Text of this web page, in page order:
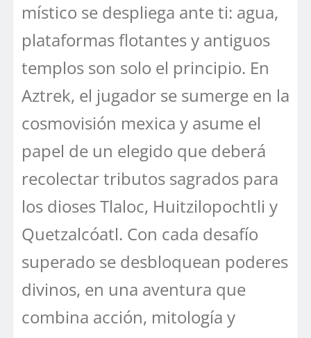
místico se despliega ante ti: agua,
plataformas flotantes y antiguos
templos son solo el principio. En
Aztrek, el jugador se sumerge en la
cosmovisión mexica y asume el
papel de un elegido que deberá
recolectar tributos sagrados para
los dioses Tlaloc, Huitzilopochtli y
Quetzalcóatl. Con cada desafío
superado se desbloquean poderes
divinos, en una aventura que
combina acción, mitología y